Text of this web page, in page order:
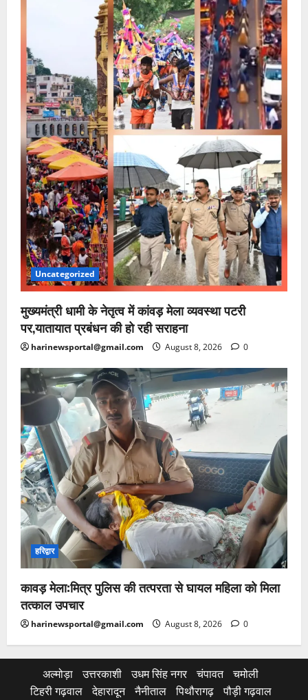
Uncategorized
मुख्यमंत्री धामी के नेतृत्व में कांवड़ मेला व्यवस्था पटरी
पर,यातायात प्रबंधन की हो रही सराहना
harinewsportal@gmail.com August 8, 2026 0
हरिद्वार
कावड़ मेला:मित्र पुलिस की तत्परता से घायल महिला को मिला
तत्काल उपचार
harinewsportal@gmail.com August 8, 2026 0
अल्मोड़ा उत्तरकाशी उधम सिंह नगर चंपावत
चमोली
टिहरी गढ़वाल
देहारादून नैनीताल पिथौरागढ़ पौड़ी गढ़वाल